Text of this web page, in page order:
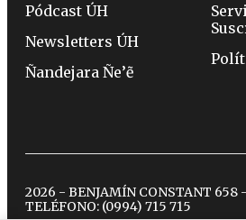
Pódcast ÚH
Newsletters ÚH
Ñandejara Ñe’ẽ
2026 - BENJAMÍN CONSTANT 658
TELÉFONO: (0994) 715 715